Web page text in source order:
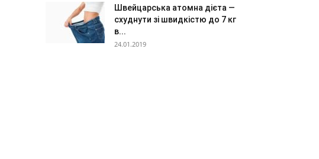
Швейцарська атомна дієта —
схуднути зі швидкістю до 7 кг
в...
24.01.2019